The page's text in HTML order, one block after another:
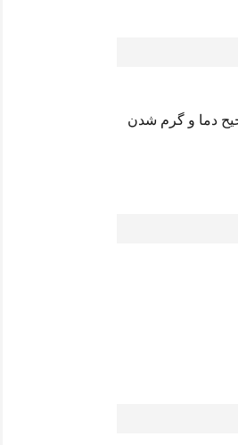
دما و گرم شدن